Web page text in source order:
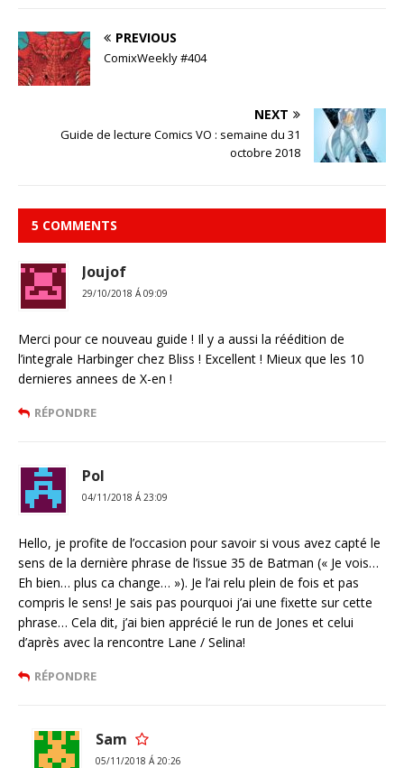
PREVIOUS
ComixWeekly #404
NEXT
Guide de lecture Comics VO : semaine du 31
octobre 2018
5 COMMENTS
Joujof
29/10/2018 Á 09:09
Merci pour ce nouveau guide ! Il y a aussi la réédition de
l’integrale Harbinger chez Bliss ! Excellent ! Mieux que les 10
dernieres annees de X-en !
RÉPONDRE
Pol
04/11/2018 Á 23:09
Hello, je profite de l’occasion pour savoir si vous avez capté le
sens de la dernière phrase de l’issue 35 de Batman (« Je vois…
Eh bien… plus ca change… »). Je l’ai relu plein de fois et pas
compris le sens! Je sais pas pourquoi j’ai une fixette sur cette
phrase… Cela dit, j’ai bien apprécié le run de Jones et celui
d’après avec la rencontre Lane / Selina!
RÉPONDRE
Sam
05/11/2018 Á 20:26